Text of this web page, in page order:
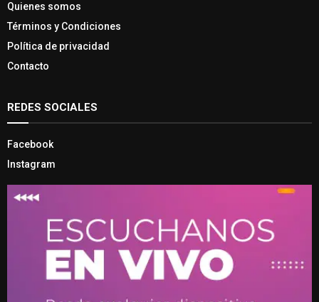
Quienes somos
Términos y Condiciones
Política de privacidad
Contacto
REDES SOCIALES
Facebook
Instagram